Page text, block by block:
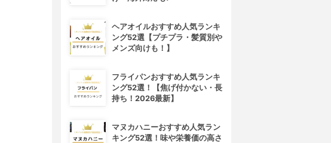
ヘアオイルおすすめ人気ランキ
ング52選【プチプラ・髪質別や
メンズ向けも！】
フライパンおすすめ人気ランキ
ング52選！【焦げ付かない・長
持ち！2026最新】
マヌカハニーおすすめ人気ラン
キング52選！味や栄養価の高さ